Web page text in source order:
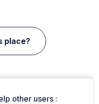
place?
other users :